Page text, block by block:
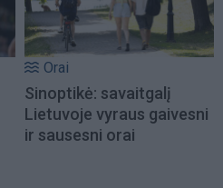
Orai
Sinoptikė: savaitgalį
Lietuvoje vyraus gaivesni
ir sausesni orai